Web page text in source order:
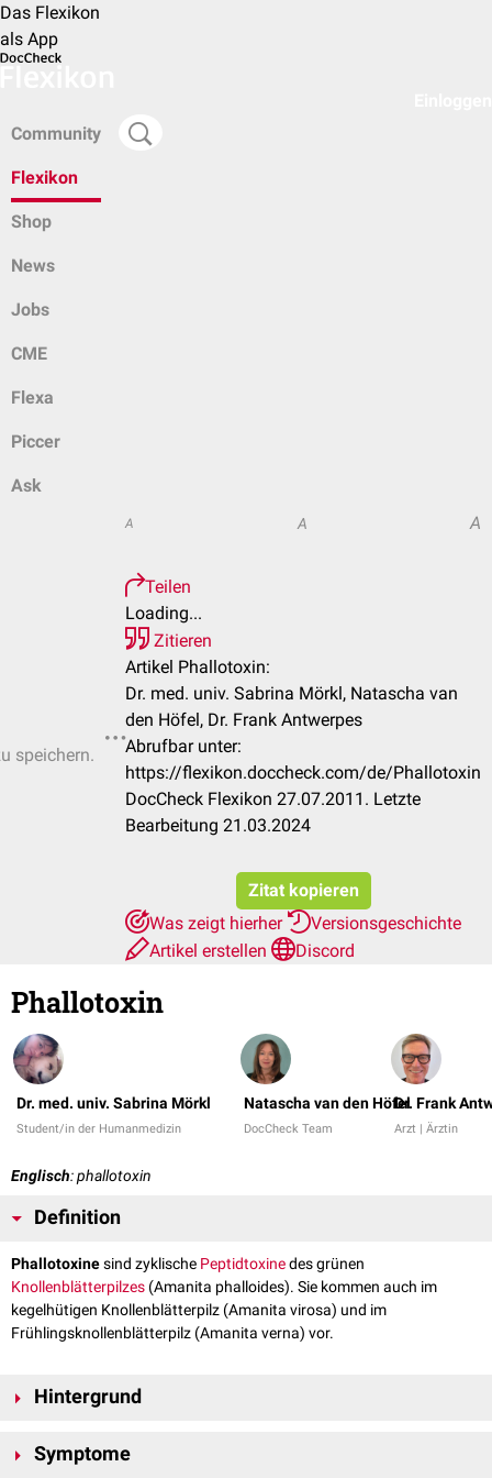
Das Flexikon
als App
Community
Flexikon
Shop
News
Jobs
CME
Flexa
Piccer
Ask
speichern.
A A A
Teilen
Loading...
Zitieren
Artikel Phallotoxin:
Dr. med. univ. Sabrina Mörkl, Natascha van
den Höfel, Dr. Frank Antwerpes
Abrufbar unter:
https://flexikon.doccheck.com/de/Phallotoxin
DocCheck Flexikon 27.07.2011. Letzte
Bearbeitung 21.03.2024
Zitat kopieren
Was zeigt hierher
Versionsgeschichte
Artikel erstellen
Discord
Phallotoxin
Dr. med. univ. Sabrina Mörkl
Student/in der Humanmedizin
Natascha van den Höfel
DocCheck Team
Dr. Frank
Arzt | Ärztin
Englisch: phallotoxin
Definition
Phallotoxinesind zyklische Peptidtoxinedes grünen
Knollenblätterpilzes (Amanita phalloides). Sie kommen auch im
kegelhütigen Knollenblätterpilz (Amanita virosa) und im
Frühlingsknollenblätterpilz (Amanita verna) vor.
Hintergrund
Phallotoxin besteht aus mindestens 7 bizyklischen
Symptome